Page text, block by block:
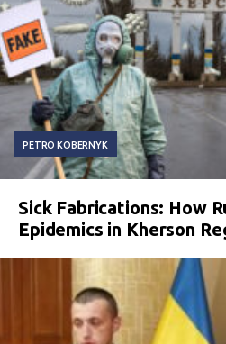
PETRO KOBERNYK
Sick Fabrications: How
Epidemics in Kherson